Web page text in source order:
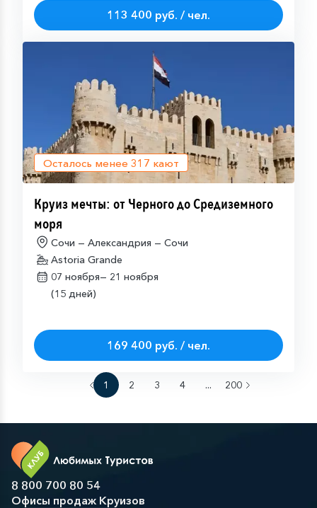
113 400 руб. / чел.
Осталось менее 317 кают
Круиз мечты: от Черного до Средиземного
моря
Сочи — Александрия — Сочи
Astoria Grande
07 ноября— 21 ноября
(15 дней)
169 400 руб. / чел.
1 2 3 4 ... 200
8 800 700 80 54
Офисы продаж Круизов